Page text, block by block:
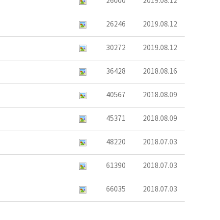
26246 2019.08.12
30272 2019.08.12
36428 2018.08.16
40567 2018.08.09
45371 2018.08.09
48220 2018.07.03
61390 2018.07.03
66035 2018.07.03